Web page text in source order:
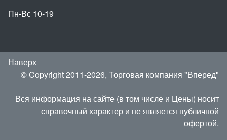
Пн-Вс 10-19
Наверх
© Copyright 2011-2026, Торговая компания "Вперед"
Вся информация на сайте (в том числе и Цены) носит
справочный характер и не является публичной
офертой.